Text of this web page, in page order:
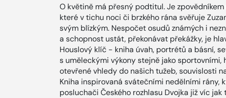
O květině má přesný podtitul. Je
které v tichu noci či brzkého rána svěřuje
svým blízkým. Nespočet osudů známých i
a schopnost ustát, překonávat překážky, je
Houslový klíč - kniha úvah, portrétů a básní,
s uměleckými výkony stejně jako sportovními,
otevřené vhledy do našich tužeb, souvislosti
Kniha inspirovaná svátečními nedělními rány,
posluchači Českého rozhlasu Dvojka již víc